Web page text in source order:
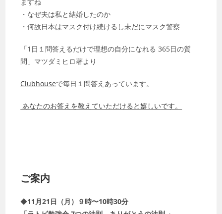
・なぜ夫は私と結婚したのか
・何故日本はマスク付け続けるし未だにマスク警察
「1日１問答えるだけで理想の自分になれる 365日の質
問」マツダミヒロ著より
Clubhouseで毎日１問答えあっています。
あなたのお答えを教えていただけると嬉しいです。
ご案内
◆11月21日（月）９時〜10時30分